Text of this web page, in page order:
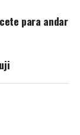
para andar